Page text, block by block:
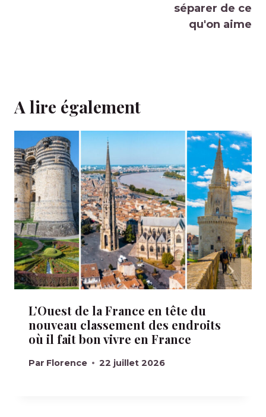
séparer de ce
qu'on aime
A lire également
L’Ouest de la France en tête du
nouveau classement des endroits
où il fait bon vivre en France
Par Florence 22 juillet 2026